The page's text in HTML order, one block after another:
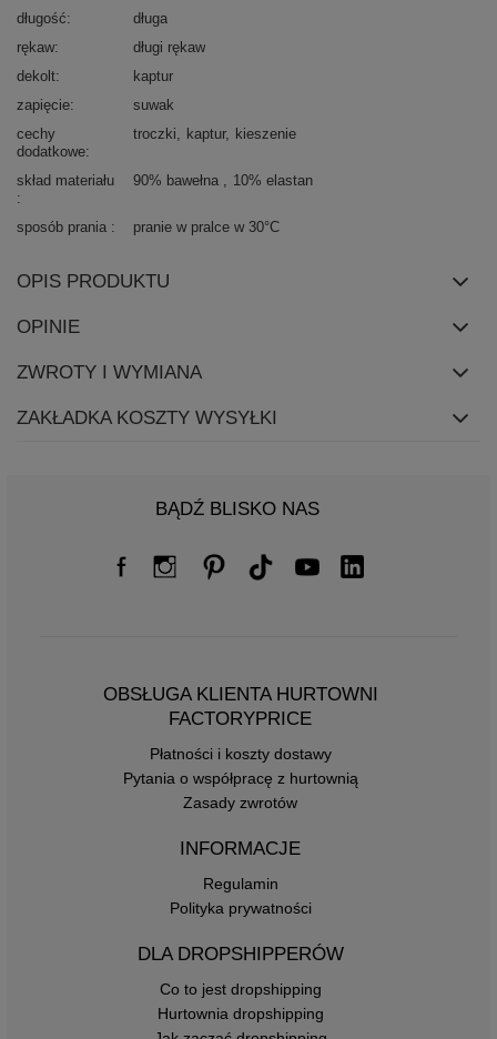
długość
długa
rękaw
długi rękaw
dekolt
kaptur
zapięcie
suwak
cechy
dodatkowe
troczki kaptur kieszenie
skład materiału 90% bawełna 10% elastan
sposób prania pranie w pralce w 30°C
OPIS PRODUKTU
OPINIE
ZWROTY I WYMIANA
ZAKŁADKA KOSZTY WYSYŁKI
BĄDŹ BLISKO NAS
OBSŁUGA KLIENTA HURTOWNI
FACTORYPRICE
Płatności i koszty dostawy
Pytania o współpracę z hurtownią
Zasady zwrotów
INFORMACJE
Regulamin
Polityka prywatności
DLA DROPSHIPPERÓW
Co to jest dropshipping
Hurtownia dropshipping